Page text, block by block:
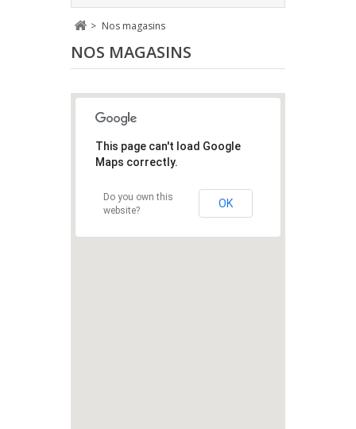
> Nos magasins
NOS MAGASINS
This page can't load Google
Maps correctly.
Do you own this
website?
OK